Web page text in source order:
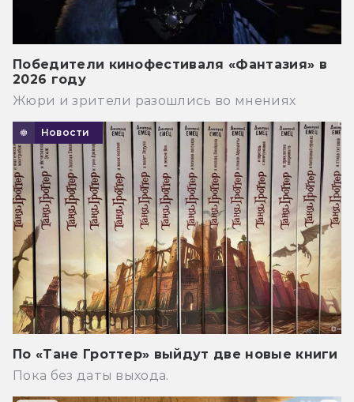
Победители кинофестиваля «Фантазия» в
2026 году
Жюри и зрители разошлись во мнениях
Новости
По «Тане Гроттер» выйдут две новые книги
Пока без даты выхода.